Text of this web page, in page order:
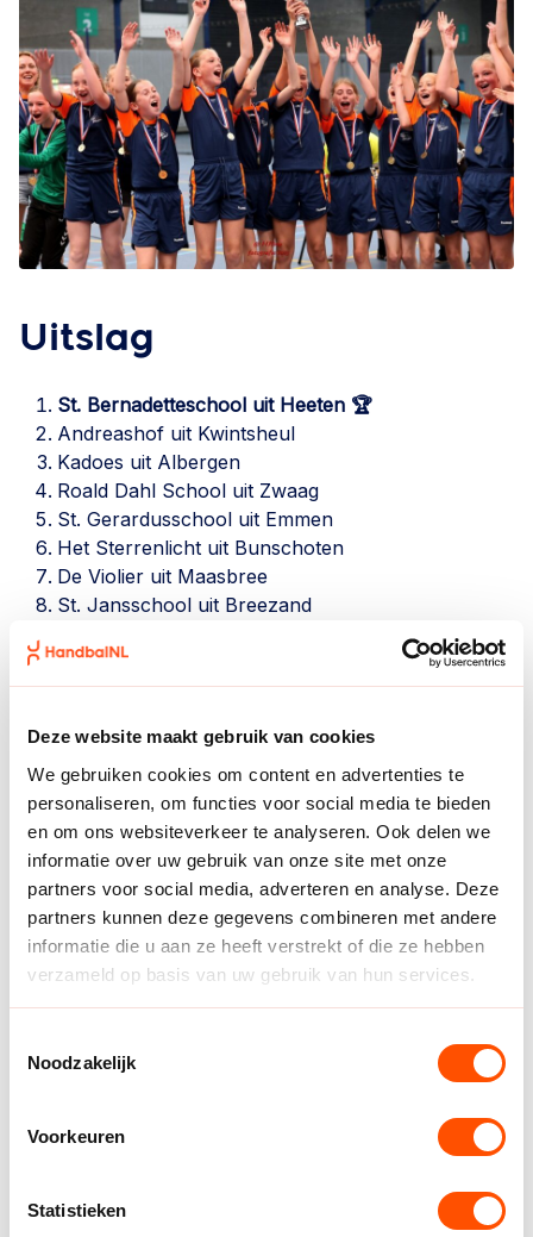
Deze website maakt gebruik van cookies
We gebruiken cookies om content en advertenties te
personaliseren, om functies voor social media te bieden
en om ons websiteverkeer te analyseren. Ook delen we
informatie over uw gebruik van onze site met onze
partners voor social media, adverteren en analyse. Deze
partners kunnen deze gegevens combineren met andere
informatie die u aan ze heeft verstrekt of die ze hebben
verzameld op basis van uw gebruik van hun services.
Noodzakelijk
Voorkeuren
Statistieken
Uitslag
St. Bernadetteschool uit Heeten 🏆
Andreashof uit Kwintsheul
Kadoes uit Albergen
Roald Dahl School uit Zwaag
St. Gerardusschool uit Emmen
Het Sterrenlicht uit Bunschoten
De Violier uit Maasbree
St. Jansschool uit Breezand
Achterberg uit Dongen
Categorie jongens
Een ongekend spannende finale was het bij de